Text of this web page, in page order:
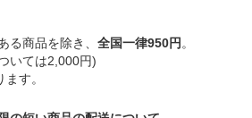
る商品を除き、 全国一律950円 。
いては2,000円)
す。